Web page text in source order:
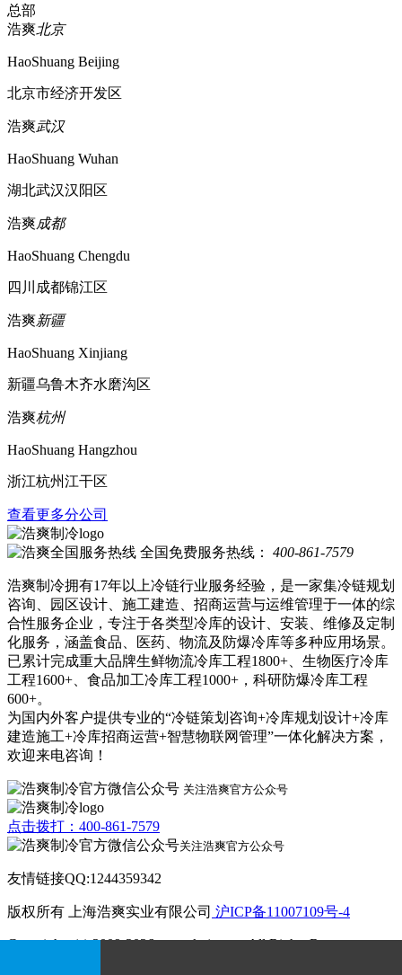
总部
浩爽北京
HaoShuang Beijing
北京市经济开发区
浩爽武汉
HaoShuang Wuhan
湖北武汉汉阳区
浩爽成都
HaoShuang Chengdu
四川成都锦江区
浩爽新疆
HaoShuang Xinjiang
新疆乌鲁木齐水磨沟区
浩爽杭州
HaoShuang Hangzhou
浙江杭州江干区
查看更多分公司
全国免费服务热线： 400-861-7579
浩爽制冷拥有17年以上冷链行业服务经验，是一家集冷链规划
咨询、园区设计、施工建造、招商运营与运维管理于一体的综
合性服务企业，专注于各类型冷库的设计、安装、维修及定制
化服务，涵盖食品、医药、物流及防爆冷库等多种应用场景。
已累计完成重大品牌生鲜物流冷库工程1800+、生物医疗冷库
工程1600+、食品加工冷库工程1000+，科研防爆冷库工程
600+。
为国内外客户提供专业的“冷链策划咨询+冷库规划设计+冷库
建造施工+冷库招商运营+智慧物联网管理”一体化解决方案，
欢迎来电咨询！
关注浩爽官方公众号
点击拨打：400-861-7579
关注浩爽官方公众号
友情链接QQ:1244359342
版权所有 上海浩爽实业有限公司 沪ICP备11007109号-4
Copyrights (c) 2009-2026 www.kvjv.com All Rights Reserve.